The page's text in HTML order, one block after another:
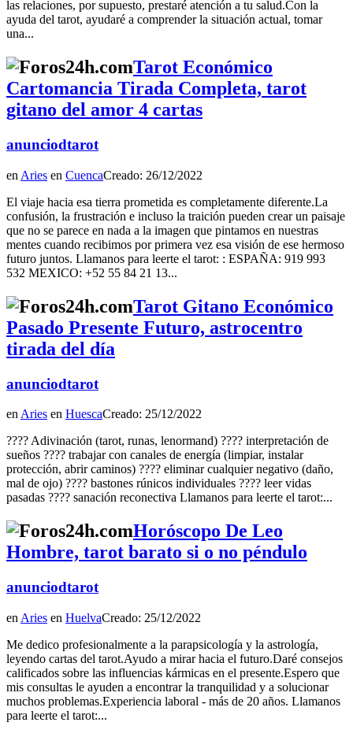
las relaciones, por supuesto, prestaré atención a tu salud.Con la
ayuda del tarot, ayudaré a comprender la situación actual, tomar
una...
Tarot Económico
Cartomancia Tirada Completa, tarot
gitano del amor 4 cartas
anunciodtarot
en Aries en CuencaCreado: 26/12/2022
El viaje hacia esa tierra prometida es completamente diferente.La
confusión, la frustración e incluso la traición pueden crear un paisaje
que no se parece en nada a la imagen que pintamos en nuestras
mentes cuando recibimos por primera vez esa visión de ese hermoso
futuro juntos. Llamanos para leerte el tarot: : ESPAÑA: 919 993
532 MEXICO: +52 55 84 21 13...
Tarot Gitano Económico
Pasado Presente Futuro, astrocentro
tirada del día
anunciodtarot
enAries en HuescaCreado: 25/12/2022
???? Adivinación (tarot, runas, lenormand) ???? interpretación de
sueños ???? trabajar con canales de energía (limpiar, instalar
protección, abrir caminos) ???? eliminar cualquier negativo (daño,
mal de ojo) ???? bastones rúnicos individuales ???? leer vidas
pasadas ???? sanación reconectiva Llamanos para leerte el tarot:...
Horóscopo De Leo
Hombre, tarot barato si o no péndulo
anunciodtarot
en Aries en HuelvaCreado: 25/12/2022
Me dedico profesionalmente a la parapsicología y la astrología,
leyendo cartas del tarot.Ayudo a mirar hacia el futuro.Daré consejos
calificados sobre las influencias kármicas en el presente.Espero que
mis consultas le ayuden a encontrar la tranquilidad y a solucionar
muchos problemas.Experiencia laboral - más de 20 años. Llamanos
para leerte el tarot:...